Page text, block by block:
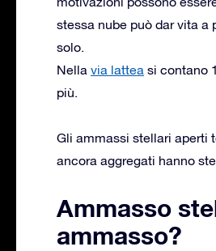
stessa nube può dar vita
solo.
Nella via lattea si contano
più.
Gli ammassi stellari aperti
ancora aggregati hanno
Ammasso
ammasso?